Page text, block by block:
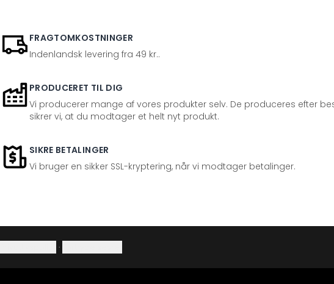
FRAGTOMKOSTNINGER
Indenlandsk levering fra 49 kr..
PRODUCERET TIL DIG
Vi producerer mange af vores produkter selv. De produceres efter
sikrer vi, at du modtager et helt nyt produkt.
SIKRE BETALINGER
Vi bruger en sikker SSL-kryptering, når vi modtager betalinger.
·